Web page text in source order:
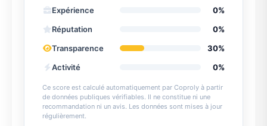
Expérience
0%
Réputation
0%
Transparence
30%
Activité
0%
Ce score est calculé automatiquement par Coproly à partir
de données publiques vérifiables. Il ne constitue ni une
recommandation ni un avis. Les données sont mises à jour
régulièrement.